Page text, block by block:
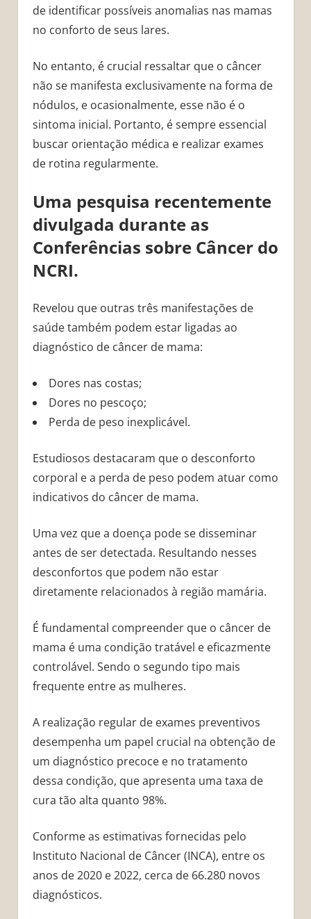
de identificar possíveis anomalias nas mamas
no conforto de seus lares.
No entanto, é crucial ressaltar que o câncer
não se manifesta exclusivamente na forma de
nódulos, e ocasionalmente, esse não é o
sintoma inicial. Portanto, é sempre essencial
buscar orientação médica e realizar exames
de rotina regularmente.
Uma pesquisa recentemente
divulgada durante as
Conferências sobre Câncer do
NCRI.
Revelou que outras três manifestações de
saúde também podem estar ligadas ao
diagnóstico de câncer de mama:
Dores nas costas;
Dores no pescoço;
Perda de peso inexplicável.
Estudiosos destacaram que o desconforto
corporal e a perda de peso podem atuar como
indicativos do câncer de mama.
Uma vez que a doença pode se disseminar
antes de ser detectada. Resultando nesses
desconfortos que podem não estar
diretamente relacionados à região mamária.
É fundamental compreender que o câncer de
mama é uma condição tratável e eficazmente
controlável. Sendo o segundo tipo mais
frequente entre as mulheres.
A realização regular de exames preventivos
desempenha um papel crucial na obtenção de
um diagnóstico precoce e no tratamento
dessa condição, que apresenta uma taxa de
cura tão alta quanto 98%.
Conforme as estimativas fornecidas pelo
Instituto Nacional de Câncer (INCA), entre os
anos de 2020 e 2022, cerca de 66.280 novos
diagnósticos.